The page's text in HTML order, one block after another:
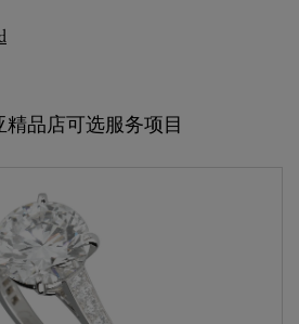
精品店可选服务项目